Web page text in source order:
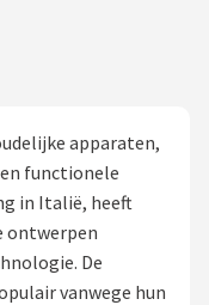
apparaten,
functionele
in Italië, heeft
ontwerpen
De
vanwege hun